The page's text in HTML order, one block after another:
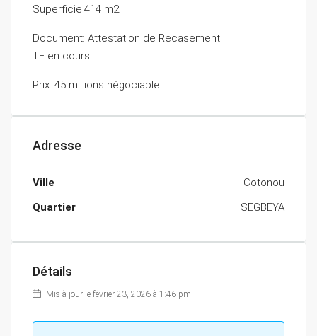
Superficie:414 m2
Document: Attestation de Recasement
TF en cours
Prix :45 millions négociable
Adresse
Ville
Cotonou
Quartier
SEGBEYA
Détails
Mis à jour le février 23, 2026 à 1:46 pm